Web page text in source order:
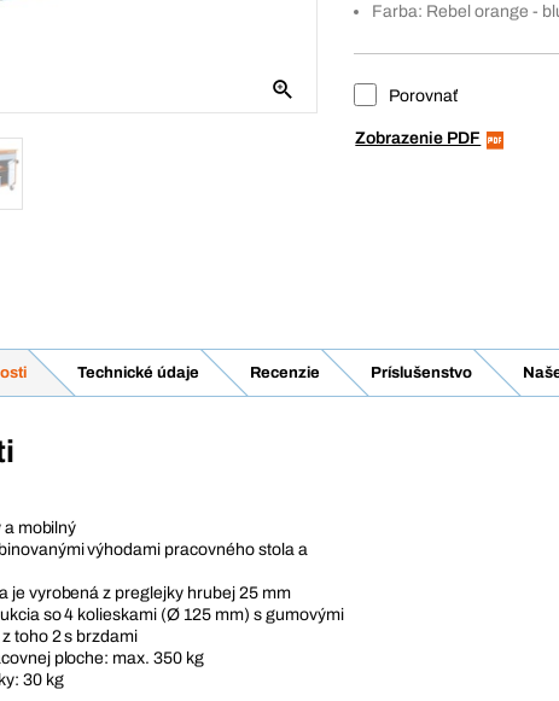
Farba: Rebel orange -
Porovnať
Zobrazenie PDF
Technické údaje Recenzie Príslušenstvo
a mobilný
výhodami pracovného stola a
je vyrobená z preglejky hrubej 25 mm
so 4 kolieskami (Ø 125 mm) s gumovými
toho 2 s brzdami
ploche: max. 350 kg
30 kg